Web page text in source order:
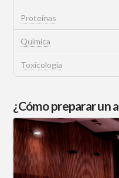
Proteínas
Química
Toxicología
¿Cómo preparar un